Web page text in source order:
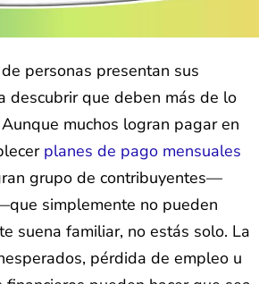
personas presentan sus
descubrir que deben más de lo
muchos logran pagar en
planes de pago mensuales
grupo de contribuyentes—
simplemente no pueden
suena familiar, no estás solo. La
pérdida de empleo u